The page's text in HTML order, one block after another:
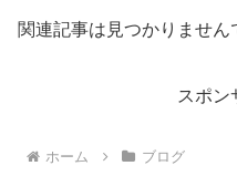
関連記事は見つかりません
スポン
ホーム ブログ